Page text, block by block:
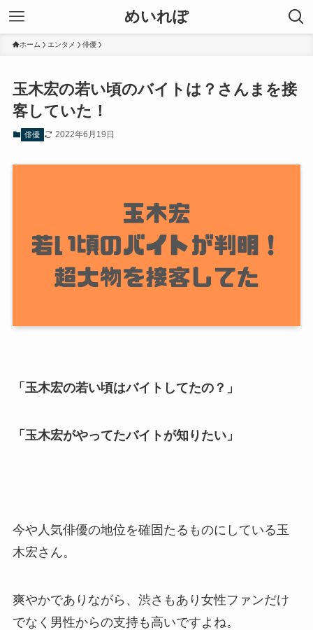
めいれぽ
ホーム エンタメ 俳優
玉木宏の若い頃のバイトは？さんまを接
客していた！
俳優 2022年6月19日
「玉木宏の若い頃はバイトしてたの？」
「玉木宏がやってたバイトが知りたい」
今や人気俳優の地位を確固たるものにしている玉
木宏さん。
爽やかでありながら、渋さもあり女性ファンだけ
でなく男性からの支持も高いですよね。